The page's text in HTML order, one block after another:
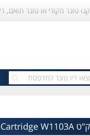
קנו טונר מקורי או טונר